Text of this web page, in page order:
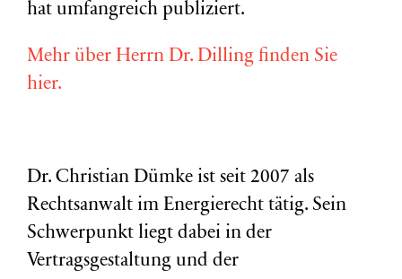
hat umfangreich publiziert.
Mehr über Herrn Dr. Dilling finden Sie
hier.
Dr. Christian Dümke ist seit 2007 als
Rechtsanwalt im Energierecht tätig. Sein
Schwerpunkt liegt dabei in der
Vertragsgestaltung und der